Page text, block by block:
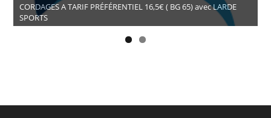
CORDAGES A TARIF PRÉFÉRENTIEL 16,5€ ( BG 65) avec LARDE
SPORTS